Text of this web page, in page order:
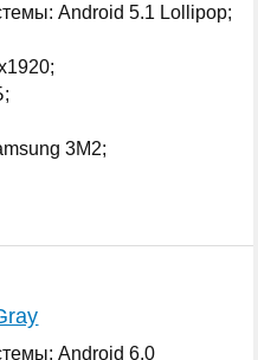
Android 5.1 Lollipop;
3M2;
Android 6.0